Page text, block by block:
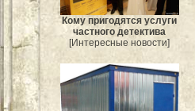
Кому пригодятся услуги
частного детектива
[Интересные новости]